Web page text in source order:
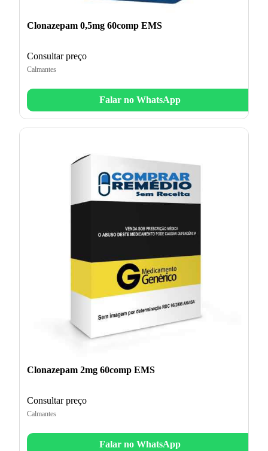
Clonazepam 0,5mg 60comp EMS
Consultar preço
Calmantes
Falar no WhatsApp
Clonazepam 2mg 60comp EMS
Consultar preço
Calmantes
Falar no WhatsApp